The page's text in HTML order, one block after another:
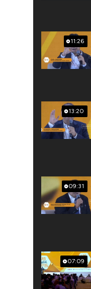
11:26
13:20
09:31
07:09